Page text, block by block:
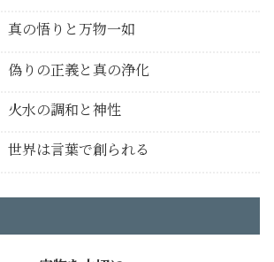
真の悟りと万物一如
偽りの正義と真の浄化
火水の調和と神性
世界は言葉で創られる